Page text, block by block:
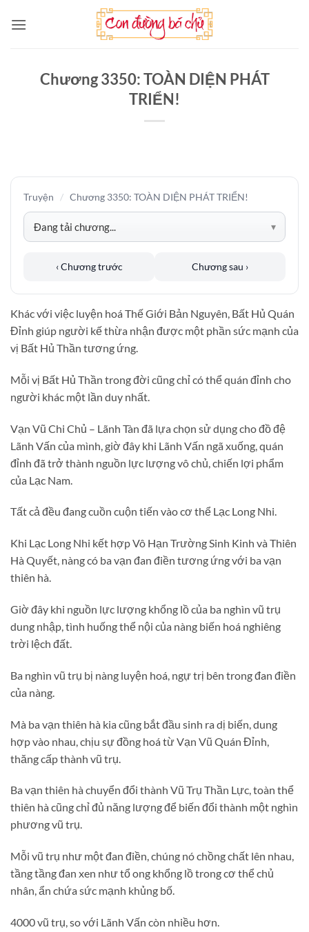
qua
Chương 3350: TOÀN DIỆN PHÁT
TRIỂN!
Truyện / Chương 3350: TOÀN DIỆN PHÁT TRIỂN!
‹ Chương trước Chương sau ›
Khác với việc luyện hoá Thế Giới Bản Nguyên, Bất Hủ Quán
Đỉnh giúp người kế thừa nhận được một phần sức mạnh của
vị Bất Hủ Thần tương ứng.
Mỗi vị Bất Hủ Thần trong đời cũng chỉ có thể quán đỉnh cho
người khác một lần duy nhất.
Vạn Vũ Chi Chủ – Lãnh Tàn đã lựa chọn sử dụng cho đồ đệ
Lãnh Vấn của mình, giờ đây khi Lãnh Vấn ngã xuống, quán
đỉnh đã trở thành nguồn lực lượng vô chủ, chiến lợi phẩm
của Lạc Nam.
Tất cả đều đang cuồn cuộn tiến vào cơ thể Lạc Long Nhi.
Khi Lạc Long Nhi kết hợp Vô Hạn Trường Sinh Kinh và Thiên
Hà Quyết, nàng có ba vạn đan điền tương ứng với ba vạn
thiên hà.
Giờ đây khi nguồn lực lượng khổng lồ của ba nghìn vũ trụ
dung nhập, tình huống thể nội của nàng biến hoá nghiêng
trời lệch đất.
Ba nghìn vũ trụ bị nàng luyện hoá, ngự trị bên trong đan điền
của nàng.
Mà ba vạn thiên hà kia cũng bắt đầu sinh ra dị biến, dung
hợp vào nhau, chịu sự đồng hoá từ Vạn Vũ Quán Đỉnh,
thăng cấp thành vũ trụ.
Ba vạn thiên hà chuyển đổi thành Vũ Trụ Thần Lực, toàn thể
thiên hà cũng chỉ đủ năng lượng để biến đổi thành một nghìn
phương vũ trụ.
Mỗi vũ trụ như một đan điền, chúng nó chồng chất lên nhau,
tầng tầng đan xen như tổ ong khổng lồ trong cơ thể chủ
nhân, ẩn chứa sức mạnh khủng bố.
4000 vũ trụ, so với Lãnh Vấn còn nhiều hơn.